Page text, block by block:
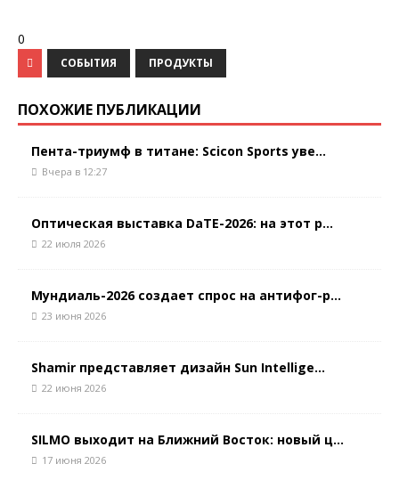
0
СОБЫТИЯ ПРОДУКТЫ
ПОХОЖИЕ ПУБЛИКАЦИИ
Пента-триумф в титане: Scicon Sports уве...
Вчера в 12:27
Оптическая выставка DaTE-2026: на этот р...
22 июля 2026
Мундиаль-2026 создает спрос на антифог-р...
23 июня 2026
Shamir представляет дизайн Sun Intellige...
22 июня 2026
SILMO выходит на Ближний Восток: новый ц...
17 июня 2026